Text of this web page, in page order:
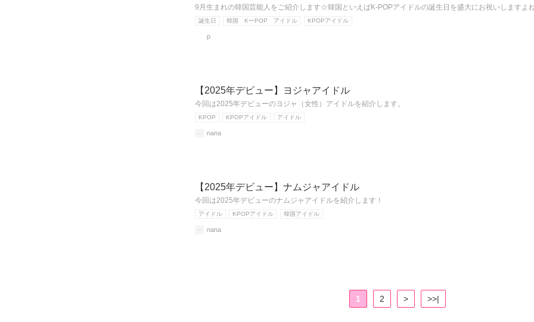
9月生まれの韓国芸能人をご紹介します☆韓国といえばK-POPアイドルの誕生日を盛大にお祝いしますよ
誕生日 韓国 KーPOP アイドル KPOPアイドル
p
【2025年デビュー】ヨジャアイドル
今回は2025年デビューのヨジャ（女性）アイドルを紹介します。
KPOP KPOPアイドル アイドル
nana
【2025年デビュー】ナムジャアイドル
今回は2025年デビューのナムジャアイドルを紹介します！
アイドル KPOPアイドル 韓国アイドル
nana
1 2 > >>|